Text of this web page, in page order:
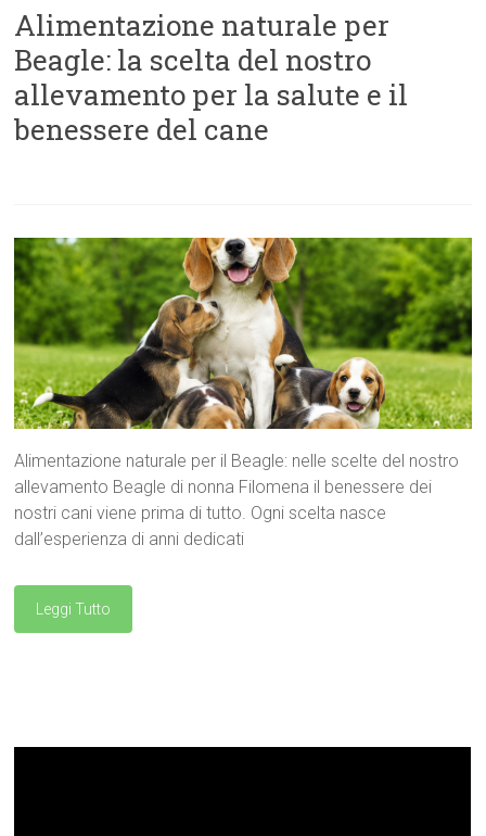
Alimentazione naturale per
Beagle: la scelta del nostro
allevamento per la salute e il
benessere del cane
Alimentazione naturale per il Beagle: nelle scelte del nostro
allevamento Beagle di nonna Filomena il benessere dei
nostri cani viene prima di tutto. Ogni scelta nasce
dall’esperienza di anni dedicati
Leggi Tutto